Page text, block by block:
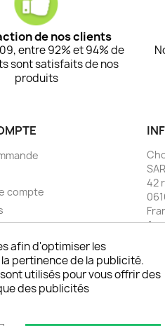
de nos clients
entre 92% et 94% de
sont satisfaits de nos
produits
compte
42
afin d'optimiser les
pertinence de la publicité.
utilisés pour vous offrir des
des publicités